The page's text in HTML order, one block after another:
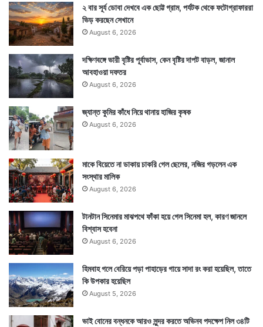
মেয়ের মুখে দিকে চেয়ে সৌগতবাবু মুচকি হাসলেন। তারপর মেয়ের
মাথায় আলতো হাত বুলিয়ে বাড়ি দিকে এগোলেন। কিন্তু বাড়িতে
ঢুকতে গিয়েও কি একটা মনে হতে থমকে দাঁড়ালেন তিনি। তারপর
মেয়েকে কোলে করেই প্যান্ডেলে গিয়ে মায়ের মুখে দিকে বেশ
খানিকক্ষণ চুপচাপ চেয়ে রইলেন সৌগতবাবু। কি আশ্চর্য! মায়ের মুখ
নয়, তাঁর চোখের সামনে তখন একটাই মুখ ভেসে বেড়াচ্ছে। তাঁর
মেয়ের মুখ! — চিত্রণ – সংযুক্তা
২ বার সূর্য ডোবা দেখবে এক ছোট্ট গ্রাম, পর্যটক থেকে ফটোগ্রাফাররা
ভিড় করছেন সেখানে
August 6, 2026
দক্ষিণবঙ্গে ভারী বৃষ্টির পূর্বাভাস, কেন বৃষ্টির দাপট বাড়ল, জানাল
আবহাওয়া দফতর
August 6, 2026
জ্যান্ত কুমির কাঁধে নিয়ে থানায় হাজির কৃষক
August 6, 2026
মাকে বিয়েতে না ডাকায় চাকরি গেল ছেলের, নজির গড়লেন এক
সংস্থার মালিক
August 6, 2026
টানটান সিনেমার মাঝপথে ফাঁকা হয়ে গেল সিনেমা হল, কারণ জানলে
বিশ্বাস হবেনা
August 6, 2026
হিমবাহ গলে বেরিয়ে পড়া পাহাড়ের গায়ে সাদা রং করা হয়েছিল, তাতে
কি উপকার হয়েছিল
August 5, 2026
ভাই বোনের বন্ধনকে আরও সুন্দর করতে অভিনব পদক্ষেপ নিল ৩৪টি